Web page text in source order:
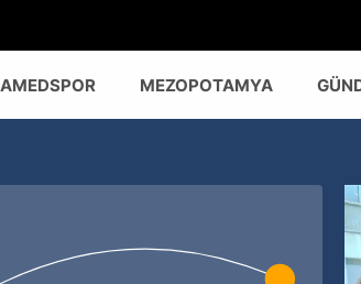
AMEDSPOR MEZOPOTAMYA